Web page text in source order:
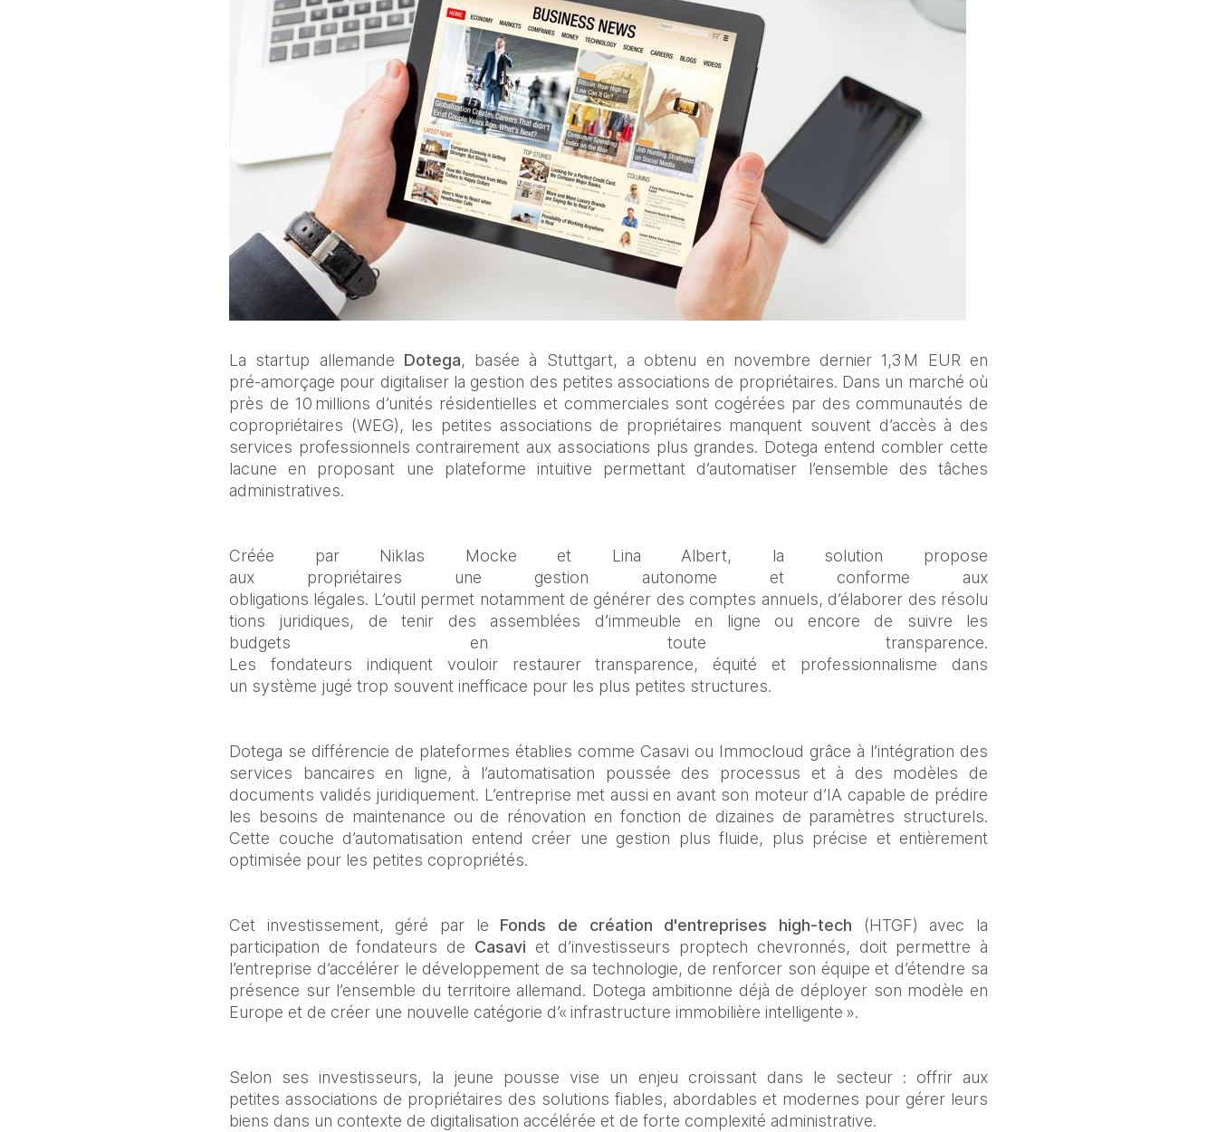
La startup allemande Dotega, basée à Stuttgart, a obtenu en novembre dernier 1,3 M EUR en
pré‑amorçage pour digitaliser la gestion des petites associations de propriétaires. Dans un marché où
près de 10 millions d’unités résidentielles et commerciales sont cogérées par des communautés de
copropriétaires (WEG), les petites associations de propriétaires manquent souvent d’accès à des
services professionnels contrairement aux associations plus grandes. Dotega entend combler cette
lacune en proposant une plateforme intuitive permettant d’automatiser l’ensemble des tâches
administratives.
Créée par Niklas Mocke et Lina Albert, la solution propose
aux propriétaires une gestion autonome et conforme aux
obligations légales. L’outil permet notamment de générer des comptes annuels, d’élaborer des résolu
tions juridiques, de tenir des assemblées d’immeuble en ligne ou encore de suivre les
budgets en toute transparence.
Les fondateurs indiquent vouloir restaurer transparence, équité et professionnalisme dans
un système jugé trop souvent inefficace pour les plus petites structures.
Dotega se différencie de plateformes établies comme Casavi ou Immocloud grâce à l’intégration des
services bancaires en ligne, à l’automatisation poussée des processus et à des modèles de
documents validés juridiquement. L’entreprise met aussi en avant son moteur d’IA capable de prédire
les besoins de maintenance ou de rénovation en fonction de dizaines de paramètres structurels.
Cette couche d’automatisation entend créer une gestion plus fluide, plus précise et entièrement
optimisée pour les petites copropriétés.
Cet investissement, géré par le Fonds de création d'entreprises high-tech (HTGF) avec la
participation de fondateurs de Casavi et d’investisseurs proptech chevronnés, doit permettre à
l’entreprise d’accélérer le développement de sa technologie, de renforcer son équipe et d’étendre sa
présence sur l’ensemble du territoire allemand. Dotega ambitionne déjà de déployer son modèle en
Europe et de créer une nouvelle catégorie d’« infrastructure immobilière intelligente ».
Selon ses investisseurs, la jeune pousse vise un enjeu croissant dans le secteur : offrir aux
petites associations de propriétaires des solutions fiables, abordables et modernes pour gérer leurs
biens dans un contexte de digitalisation accélérée et de forte complexité administrative.